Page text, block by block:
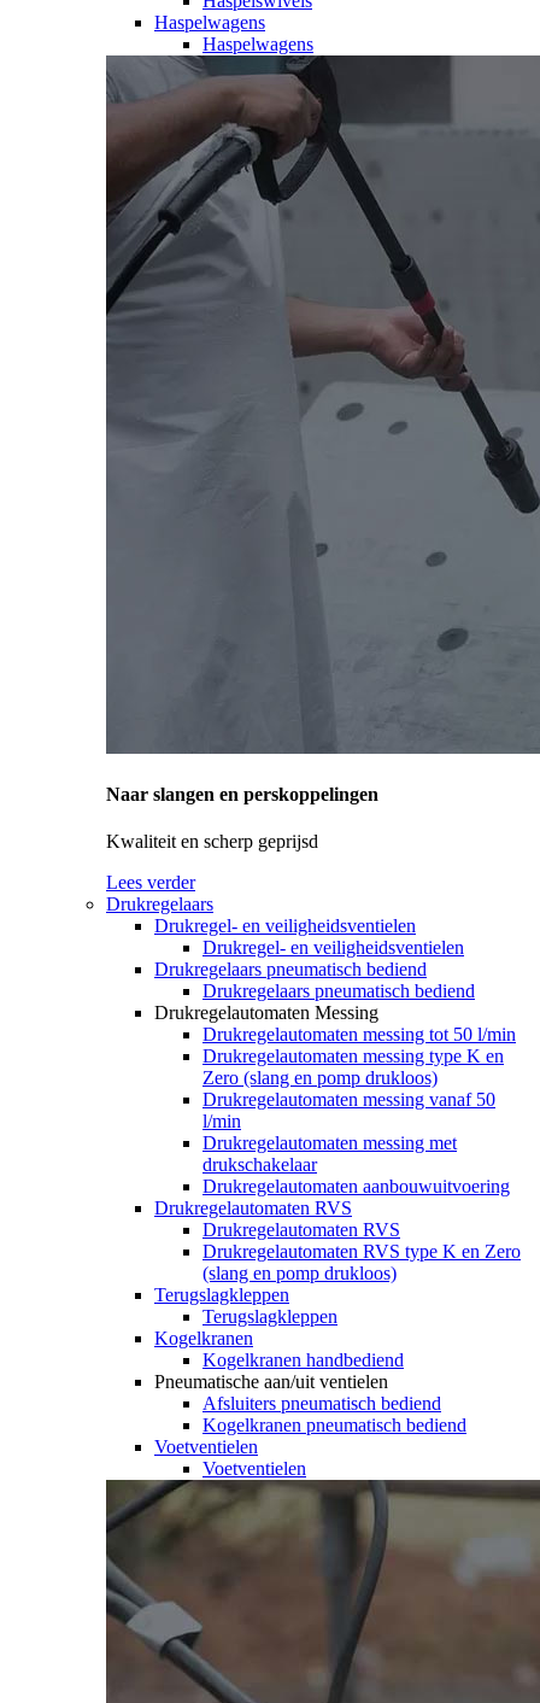
Haspelwagens
Haspelwagens
Naar slangen en perskoppelingen
Kwaliteit en scherp geprijsd
Lees verder
Drukregelaars
Drukregel- en veiligheidsventielen
Drukregel- en veiligheidsventielen
Drukregelaars pneumatisch bediend
Drukregelaars pneumatisch bediend
Drukregelautomaten Messing
Drukregelautomaten messing tot 50 l/min
Drukregelautomaten messing type K en
Zero (slang en pomp drukloos)
Drukregelautomaten messing vanaf 50
l/min
Drukregelautomaten messing met
drukschakelaar
Drukregelautomaten aanbouwuitvoering
Drukregelautomaten RVS
Drukregelautomaten RVS
Drukregelautomaten RVS type K en Zero
(slang en pomp drukloos)
Terugslagkleppen
Terugslagkleppen
Kogelkranen
Kogelkranen handbediend
Pneumatische aan/uit ventielen
Afsluiters pneumatisch bediend
Kogelkranen pneumatisch bediend
Voetventielen
Voetventielen